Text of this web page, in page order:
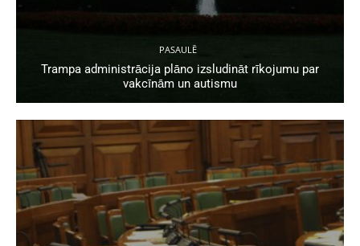
PASAULĒ
Trampa administrācija plāno izsludināt rīkojumu par
vakcīnām un autismu